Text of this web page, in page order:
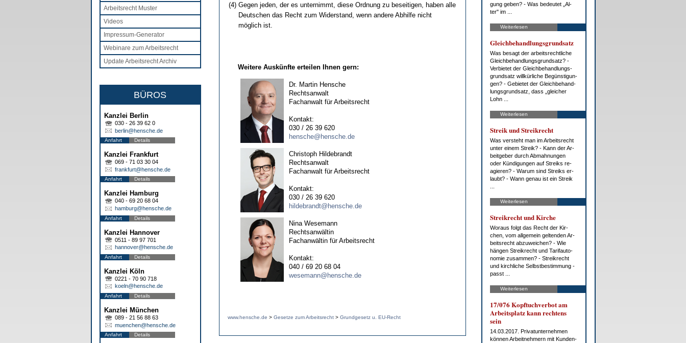
Arbeitsrecht Muster
Videos
Impressum-Generator
Webinare zum Arbeitsrecht
Update Arbeitsrecht Archiv
BÜROS
Kanzlei Berlin
030 - 26 39 62 0
berlin@hensche.de
Anfahrt Details
Kanzlei Frankfurt
069 - 71 03 30 04
frankfurt@hensche.de
Anfahrt Details
Kanzlei Hamburg
040 - 69 20 68 04
hamburg@hensche.de
Anfahrt Details
Kanzlei Hannover
0511 - 89 97 701
hannover@hensche.de
Anfahrt Details
Kanzlei Köln
0221 - 70 90 718
koeln@hensche.de
Anfahrt Details
Kanzlei München
089 - 21 56 88 63
muenchen@hensche.de
Anfahrt Details
(4) Gegen jeden, der es unternimmt, diese Ordnung zu beseitigen, haben alle
Deutschen das Recht zum Widerstand, wenn andere Abhilfe nicht
möglich ist.
Weitere Auskünfte erteilen Ihnen gern:
Dr. Martin Hensche
Rechtsanwalt
Fachanwalt für Arbeitsrecht
Kontakt:
030 / 26 39 620
hensche@hensche.de
Christoph Hildebrandt
Rechtsanwalt
Fachanwalt für Arbeitsrecht
Kontakt:
030 / 26 39 620
hildebrandt@hensche.de
Nina Wesemann
Rechtsanwältin
Fachanwältin für Arbeitsrecht
Kontakt:
040 / 69 20 68 04
wesemann@hensche.de
www.hensche.de > Gesetze zum Arbeitsrecht > Grundgesetz u. EU-Recht
gung ge­ben? - Was be­deu­tet „Al­
ter" im ...
Weiterlesen
Gleich­be­hand­lungs­grund­satz
Was be­sagt der ar­beits­recht­li­che
Gleich­be­hand­lungs­grund­satz? -
Ver­bie­tet der Gleich­be­hand­lungs­
grund­satz will­kür­li­che Be­güns­ti­gun­
gen? - Ge­bie­tet der Gleich­be­hand­
lungs­grund­satz, dass „glei­cher
Lohn ...
Weiterlesen
Streik und Streik­recht
Was ver­steht man im Ar­beits­recht
un­ter ei­nem Streik? - Kann der Ar­
beit­ge­ber durch Ab­mah­nun­gen
oder Kün­di­gun­gen auf Streiks re­
agie­ren? - War­um sind Streiks er­
laubt? - Wann ge­nau ist ein Streik
Weiterlesen
Streik­recht und Kir­che
Wor­aus folgt das Recht der Kir­
chen, vom all­ge­mein gel­ten­den Ar­
beits­recht ab­zu­wei­chen? - Wie
hän­gen Streik­recht und Ta­rif­au­to­
no­mie zu­sam­men? - Streik­recht
und kirch­li­che Selbst­be­stim­mung -
passt ...
Weiterlesen
17/076 Kopf­tuch­ver­bot am
Ar­beits­platz kann rech­tens
sein
14.03.2017. Pri­vat­un­ter­neh­men
kön­nen Ar­beit­neh­mern mit Kun­den­